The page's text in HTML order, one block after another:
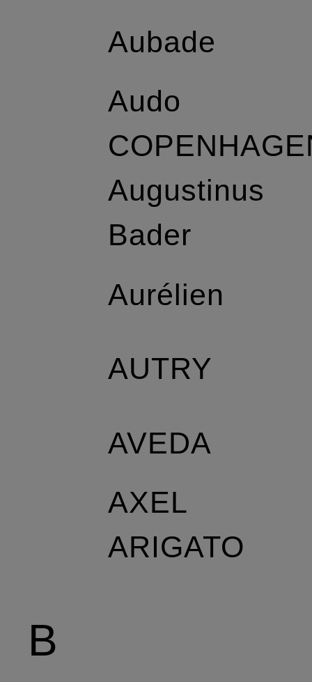
Aubade
Audo
Augustinus
Bader
Aurélien
AUTRY
AVEDA
AXEL
ARIGATO
B